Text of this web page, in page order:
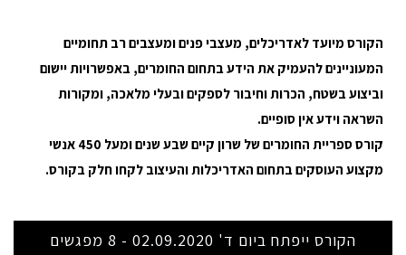
הקורס מיועד לאדריכלים, מעצבי פנים ומעצבים רב תחומיים
המעוניינים להעמיק את הידע בתחום החומרים, באפשרויות יישום
וביצוע בשטח, הכרות וחיבור לספקים ובעלי מלאכה, ומקורות
השראה וידע אין סופיים.
קורס ספריית החומרים של שרון קיים שבע שנים ומעל 450 אנשי
מקצוע העוסקים בתחום האדריכלות והעיצוב לקחו חלק בקורס.
הקורס ייפתח ביום ד' 02.09.2020 - 8 מפגשים